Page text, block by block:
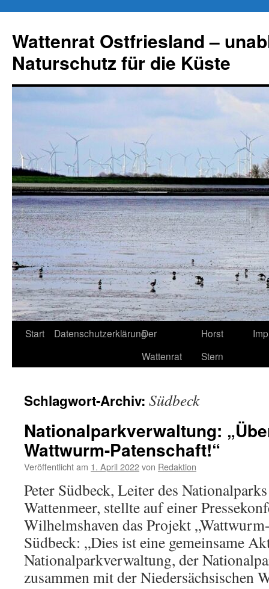
springen
Wattenrat Ostfriesland –
Naturschutz für die Küste
Start DatenschutzerklärungDer
Wattenrat
Horst
Stern
Schlagwort-Archiv: Südbeck
Nationalparkverwaltung:
Wattwurm-Patenschaft!“
Veröffentlicht am 1. April 2022von Redaktion
Peter Südbeck, Leiter des
Wattenmeer, stellte auf einer
Wilhelmshaven das Projekt
Südbeck: „Dies ist eine gemeinsame
Nationalparkverwaltung, der
zusammen mit der Niedersächsischen